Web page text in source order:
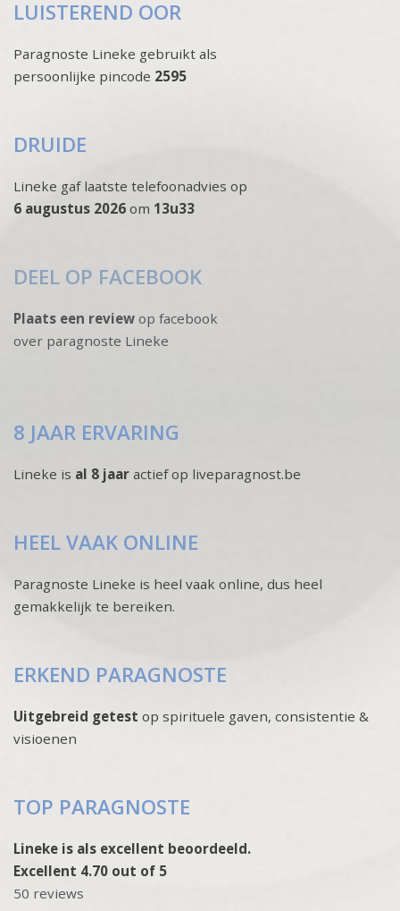
LUISTEREND OOR
Paragnoste Lineke gebruikt als
persoonlijke pincode 2595
DRUIDE
Lineke gaf laatste telefoonadvies op
6 augustus 2026 om 13u33
DEEL OP FACEBOOK
Plaats een review op facebook
over paragnoste Lineke
8 JAAR ERVARING
Lineke is al 8 jaar actief op liveparagnost.be
HEEL VAAK ONLINE
Paragnoste Lineke is heel vaak online, dus heel
gemakkelijk te bereiken.
ERKEND PARAGNOSTE
Uitgebreid getest op spirituele gaven, consistentie &
visioenen
TOP PARAGNOSTE
Lineke is als excellent beoordeeld.
Excellent 4.70 out of 5
50 reviews